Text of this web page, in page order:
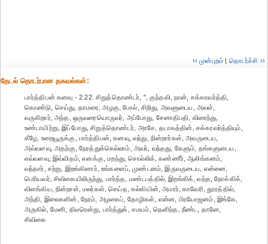
‹‹ முன்புறம் | தொடர்ச்சி ››
தேட‌ல் தொட‌ர்பான தகவ‌ல்க‌ள்:
பார்த்திபன் கனவு - 2.22. சிறுத்தொண்டர், ", குந்தவி, நான், சக்கரவர்த்தி,
கொண்டு, செய்து, தாமரை, அழகு, போல், சிறிது, அவளுடைய, அவள்,
வருகிறார், அந்த, ஒருவரையொருவர், அப்போது, சேனாதிபதி, விரைந்து,
உண்டாயிற்று, இப்போது, சிறுத்தொண்டர், அரசே, தடாகத்தின், சக்கரவர்த்தியும்,
கீழே, உறையூருக்கு, பார்த்திபன், கனவு, வந்து, நின்றார்கள், அவருடைய,
அவ்வளவு, அதற்கு, நேரத்துக்கெல்லாம், அவர், வந்தது, கேளும், தங்களுடைய,
எவ்வளவு, இவ்விதம், எனக்கு, மறந்து, சொல்லிக், கண்ணீர், ஆலிங்கனம்,
வந்தார், சற்று, இறங்கினார், உங்களைப், முண்டனம், இருவருடைய, என்னை,
பெரியவர், சிவிகையிலிருந்து, பார்த்த, மண்டபத்தில், இறங்கிக், வந்த, நோக்கிக்,
விளங்கிய, நின்றாள், மலர்கள், செய்த, கல்கியின், அமரர், காவேரி, தூரத்தில்,
அந்தி, இலைகளின், நேரம், அழகைப், தோழிகள், என்ன, பிரயோஜனம், இங்கே,
அருகில், மேனி, திடீரென்று, பார்த்துக், சமயம், தெளிந்த, நீண்ட, தானே,
சிவிகை